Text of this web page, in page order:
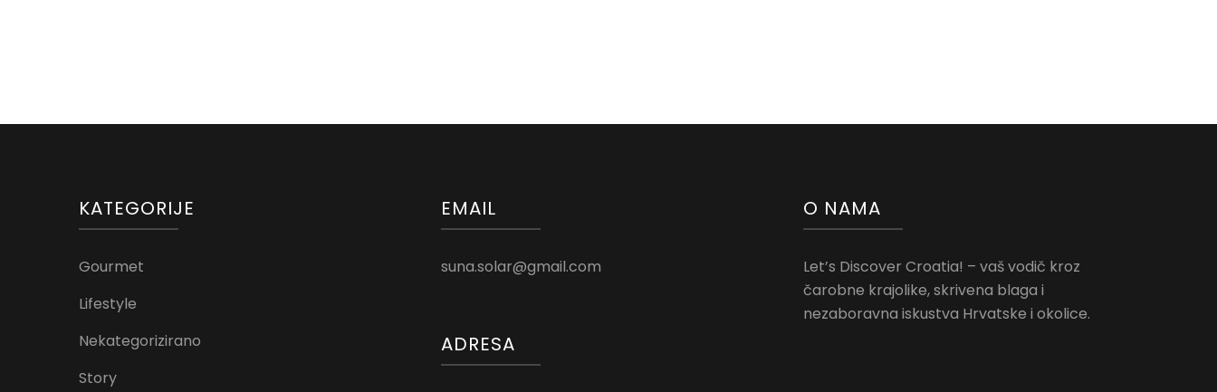
KATEGORIJE
Gourmet
Lifestyle
Nekategorizirano
Story
EMAIL
suna.solar@gmail.com
ADRESA
O NAMA
Let’s Discover Croatia! – vaš vodič kroz
čarobne krajolike, skrivena blaga i
nezaboravna iskustva Hrvatske i okolice.